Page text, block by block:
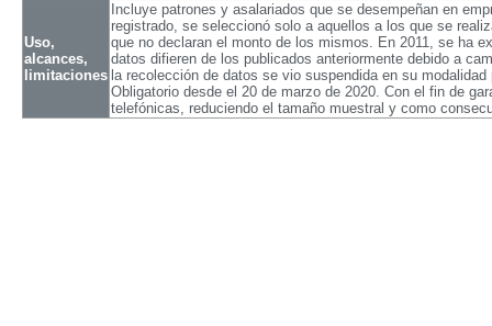
Uso,
alcances,
limitaciones
Incluye patrones y asalariados que se desempeñan en
registrado, se seleccionó solo a aquellos a los que se
que no declaran el monto de los mismos. En 2011, se ha
datos difieren de los publicados anteriormente debido a
la recolección de datos se vio suspendida en su
Obligatorio desde el 20 de marzo de 2020. Con el fin de
telefónicas, reduciendo el tamaño muestral y como